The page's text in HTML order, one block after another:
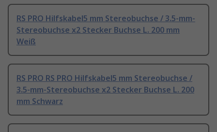
RS PRO Hilfskabel5 mm Stereobuchse / 3.5-mm-
Stereobuchse x2 Stecker Buchse L. 200 mm
Weiß
RS PRO RS PRO Hilfskabel5 mm Stereobuchse /
3.5-mm-Stereobuchse x2 Stecker Buchse L. 200
mm Schwarz